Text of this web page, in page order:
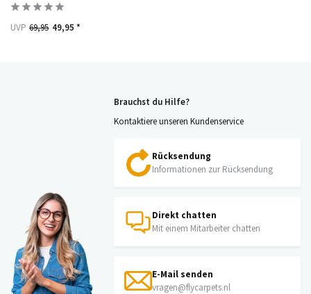
UVP 69,95 49,95 *
Brauchst du Hilfe?
Kontaktiere unseren Kundenservice
Rücksendung
Informationen zur Rücksendung
Direkt chatten
Mit einem Mitarbeiter chatten
E-Mail senden
vragen@flycarpets.nl